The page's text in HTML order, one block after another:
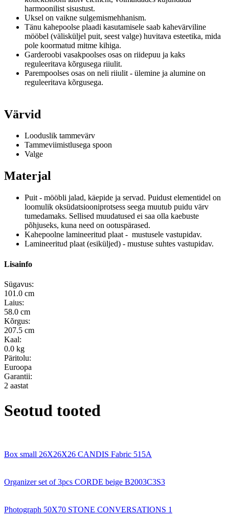
harmoonilist sisustust.
Uksel on vaikne sulgemismehhanism.
Tänu kahepoolse plaadi kasutamisele saab kahevärviline
mööbel (välisküljel puit, seest valge) huvitava esteetika, mida
pole koormatud mitme kihiga.
Garderoobi vasakpoolses osas on riidepuu ja kaks
reguleeritava kõrgusega riiulit.
Parempoolses osas on neli riiulit - ülemine ja alumine on
reguleeritava kõrgusega.
Värvid
Looduslik tammevärv
Tammeviimistlusega spoon
Valge
Materjal
Puit - mööbli jalad, käepide ja servad. Puidust elementidel on
loomulik oksüdatsiooniprotsess seega muutub puidu värv
tumedamaks. Sellised muudatused ei saa olla kaebuste
põhjuseks, kuna need on ootuspärased.
Kahepoolne lamineeritud plaat - mustusele vastupidav.
Lamineeritud plaat (esiküljed) - mustuse suhtes vastupidav.
Lisainfo
Sügavus:
101.0 cm
Laius:
58.0 cm
Kõrgus:
207.5 cm
Kaal:
0.0 kg
Päritolu:
Euroopa
Garantii:
2 aastat
Seotud tooted
Box small 26X26X26 CANDIS Fabric 515A
Organizer set of 3pcs CORDE beige B2003C3S3
Photograph 50X70 STONE CONVERSATIONS 1